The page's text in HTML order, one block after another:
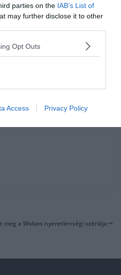
parties on the IAB’s List of
may further disclose it to other
Opt Outs
Access Privacy Policy
nyer(het) az első szezonjában,
meg a Wolves nyeretlenségi szériája